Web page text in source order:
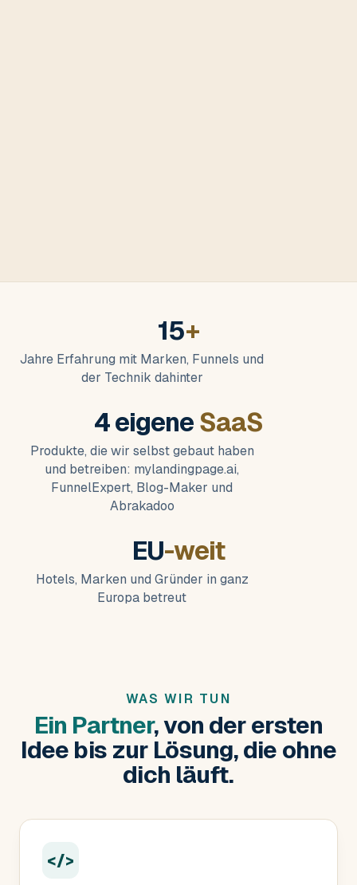
15+
Jahre Erfahrung mit Marken, Funnels und
der Technik dahinter
4 eigeneSaaS
Produkte, die wir selbst gebaut haben
und betreiben: mylandingpage.ai,
FunnelExpert, Blog-Maker und
Abrakadoo
EU-weit
Hotels, Marken und Gründer in ganz
Europa betreut
WAS WIR TUN
Ein Partner, von der ersten
Idee bis zur Lösung, die ohne
dich läuft.
</>